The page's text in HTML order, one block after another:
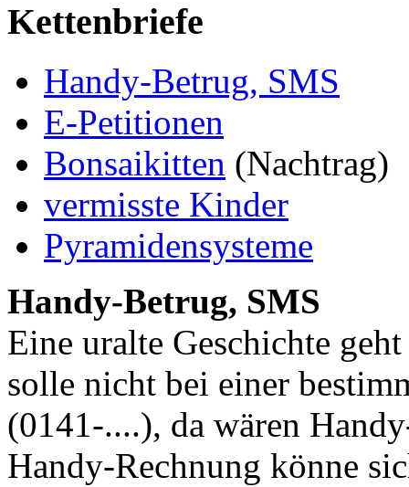
Kettenbriefe
Handy-Betrug, SMS
E-Petitionen
Bonsaikitten (Nachtrag)
vermisste Kinder
Pyramidensysteme
Handy-Betrug, SMS
Eine uralte Geschichte
solle nicht bei einer
(0141-....), da wären
Handy-Rechnung könne